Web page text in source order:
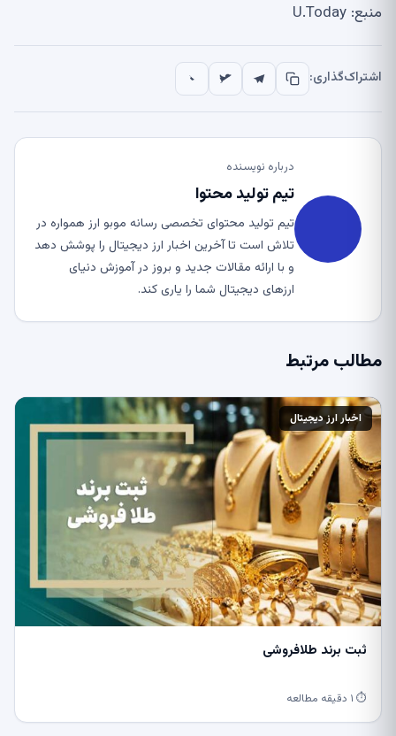
منبع: U.Today
اشتراک‌گذاری:
درباره نویسنده
تیم تولید محتوا
تیم تولید محتوای تخصصی رسانه موبو ارز همواره در
تلاش است تا آخرین اخبار ارز دیجیتال را پوشش دهد
و با ارائه مقالات جدید و بروز در آموزش دنیای
ارزهای دیجیتال شما را یاری کند.
مطالب مرتبط
اخبار ارز دیجیتال
ثبت برند طلافروشی
⏱ ۱ دقیقه مطالعه